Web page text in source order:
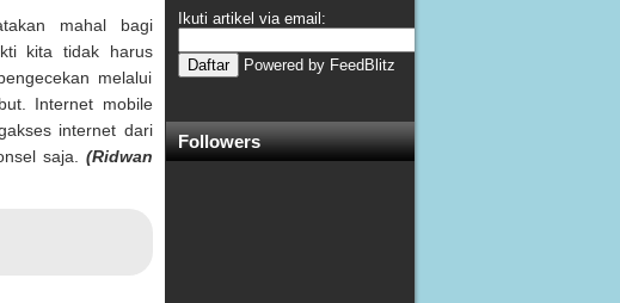
mahal bagi
kita tidak harus
melalui
Internet mobile
internet dari
saja. (Ridwan
Ikuti artikel via email:
Powered by FeedBlitz
Followers